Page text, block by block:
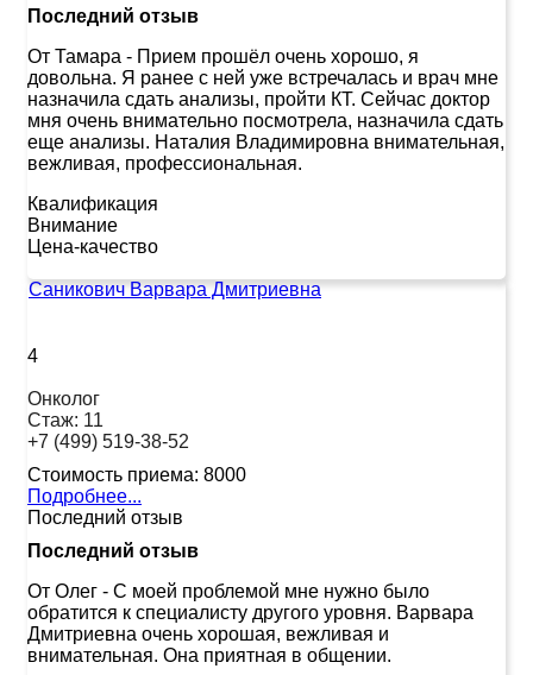
Последний отзыв
От Тамара - Прием прошёл очень хорошо, я
довольна. Я ранее с ней уже встречалась и врач мне
назначила сдать анализы, пройти КТ. Сейчас доктор
мня очень внимательно посмотрела, назначила сдать
еще анализы. Наталия Владимировна внимательная,
вежливая, профессиональная.
Квалификация
Внимание
Цена-качество
Саникович Варвара Дмитриевна
4
Онколог
Стаж: 11
+7 (499) 519-38-52
Стоимость приема: 8000
Подробнее...
Последний отзыв
Последний отзыв
От Олег - С моей проблемой мне нужно было
обратится к специалисту другого уровня. Варвара
Дмитриевна очень хорошая, вежливая и
внимательная. Она приятная в общении.